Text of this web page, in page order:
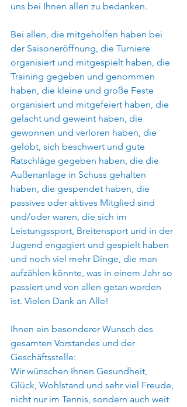
uns bei Ihnen allen zu bedanken.
Bei allen, die mitgeholfen haben bei
der Saisoneröffnung, die Turniere
organisiert und mitgespielt haben, die
Training gegeben und genommen
haben, die kleine und große Feste
organisiert und mitgefeiert haben, die
gelacht und geweint haben, die
gewonnen und verloren haben, die
gelobt, sich beschwert und gute
Ratschläge gegeben haben, die die
Außenanlage in Schuss gehalten
haben, die gespendet haben, die
passives oder aktives Mitglied sind
und/oder waren, die sich im
Leistungssport, Breitensport und in der
Jugend engagiert und gespielt haben
und noch viel mehr Dinge, die man
aufzählen könnte, was in einem Jahr so
passiert und von allen getan worden
ist. Vielen Dank an Alle!
Ihnen ein besonderer Wunsch des
gesamten Vorstandes und der
Geschäftsstelle:
Wir wünschen Ihnen Gesundheit,
Glück, Wohlstand und sehr viel Freude,
nicht nur im Tennis, sondern auch weit